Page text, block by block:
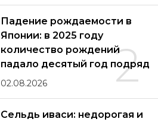
2
Падение рождаемости в
Японии: в 2025 году
количество рождений
падало десятый год подряд
02.08.2026
Сельдь иваси: недорогая и